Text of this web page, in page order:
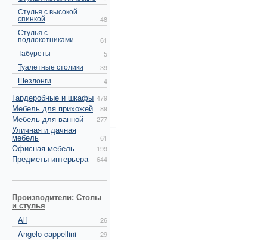
Стулья с высокой
спинкой 48
Стулья с
подлокотниками 61
Табуреты 5
Туалетные столики 39
Шезлонги 4
Гардеробные и шкафы 479
Мебель для прихожей 89
Мебель для ванной 277
Уличная и дачная
мебель 61
Офисная мебель 199
Предметы интерьера 644
Производители: Столы
и стулья
Alf
26
Angelo cappellini 29